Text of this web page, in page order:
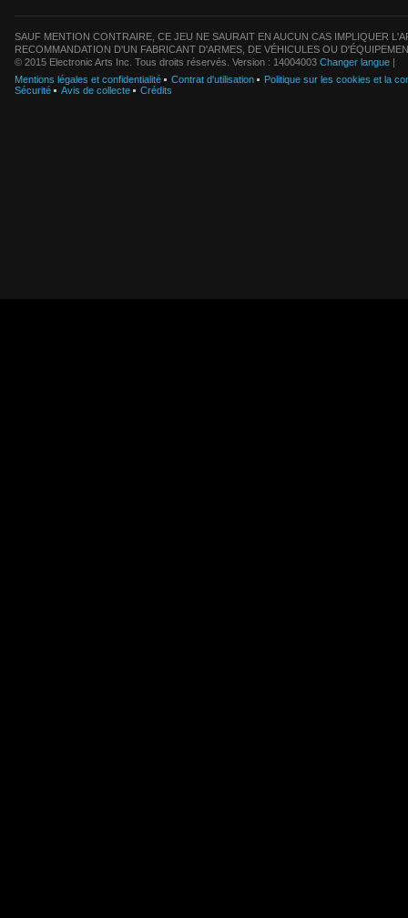
SAUF MENTION CONTRAIRE, CE JEU NE SAURAIT EN AUCUN CAS IMPLIQUER
RECOMMANDATION D'UN FABRICANT D'ARMES, DE VÉHICULES OU
© 2015 Electronic Arts Inc. Tous droits réservés. Version : 14004003 Changer langue |
Mentions légales et confidentialité
Contrat d'utilisation
Politique sur les cookies et la
Sécurité
Avis de collecte Crédits